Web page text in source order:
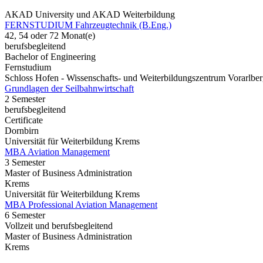
AKAD University und AKAD Weiterbildung
FERNSTUDIUM Fahrzeugtechnik (B.Eng.)
42, 54 oder 72 Monat(e)
berufsbegleitend
Bachelor of Engineering
Fernstudium
Schloss Hofen - Wissenschafts- und Weiterbildungszentrum
Grundlagen der Seilbahnwirtschaft
2 Semester
berufsbegleitend
Certificate
Dornbirn
Universität für Weiterbildung Krems
MBA Aviation Management
3 Semester
Master of Business Administration
Krems
Universität für Weiterbildung Krems
MBA Professional Aviation Management
6 Semester
Vollzeit und berufsbegleitend
Master of Business Administration
Krems